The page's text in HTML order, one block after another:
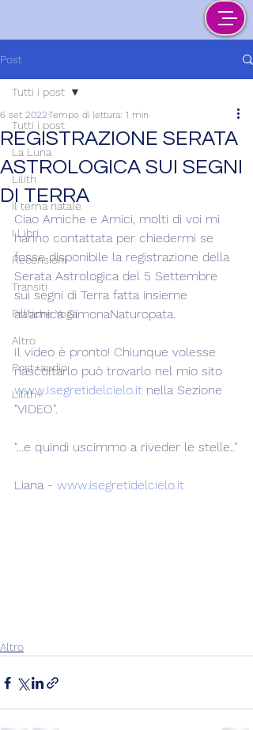
Post
Tutti i post
La Luna
Lilith
Il tema natale
I Libri
Recensioni
Transiti
Pratiche Yoga
Altro
Post+audio
Lilith+
Tutti i post
REGISTRAZIONE SERATA
ASTROLOGICA SUI SEGNI
DI TERRA
6 set 2022Tempo di lettura: 1 min
Ciao Amiche e Amici, molti di voi mi
hanno contattata per chiedermi se
fosse disponibile la registrazione della
Serata Astrologica del 5 Settembre
sui segni di Terra fatta insieme
all'amica SimonaNaturopata.
Il video è pronto! Chiunque volesse
riascoltarlo può trovarlo nel mio sito
www.Isegretidelcielo.it nella Sezione
"VIDEO".
"...e quindi uscimmo a riveder le stelle.."
Liana - www.isegretidelcielo.it
Altro